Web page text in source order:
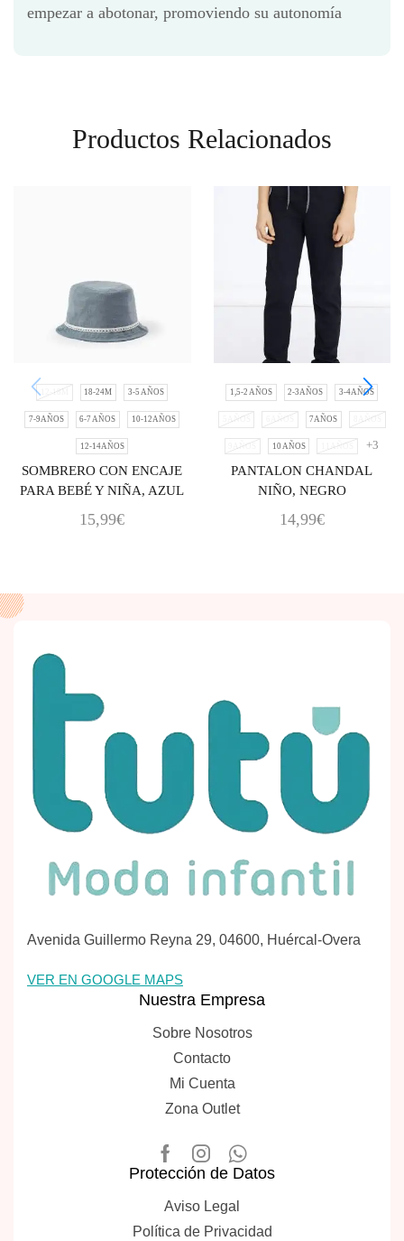
empezar a abotonar, promoviendo su autonomía
Productos Relacionados
12-18M 18-24M 3-5 AÑOS
7-9AÑOS 6-7 AÑOS 10-12AÑOS
12-14AÑOS
SOMBRERO CON ENCAJE
PARA BEBÉ Y NIÑA, AZUL
15,99€
1,5-2 AÑOS 2-3AÑOS 3-4AÑOS
5AÑOS 6AÑOS 7AÑOS 8AÑOS
9AÑOS 10 AÑOS 11AÑOS +3
PANTALON CHANDAL
NIÑO, NEGRO
14,99€
Avenida Guillermo Reyna 29, 04600, Huércal-Overa
VER EN GOOGLE MAPS
Nuestra Empresa
Sobre Nosotros
Contacto
Mi Cuenta
Zona Outlet
Protección de Datos
Aviso Legal
Política de Privacidad